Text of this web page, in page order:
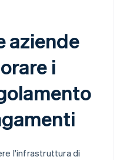
aziende
i
l'infrastruttura di